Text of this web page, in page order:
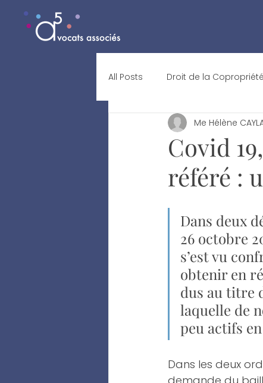
All Posts Droit de la Copropriété
Covid
référé :
Me Hélène
Dans deux
26 octobre
s’est vu
obtenir en
dus au titre
laquelle de
peu actifs
Dans les deux